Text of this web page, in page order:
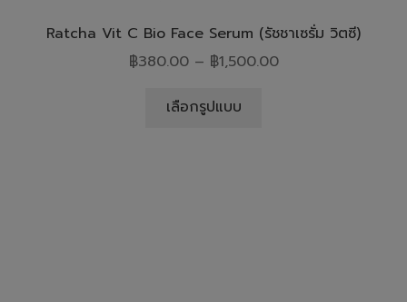
Ratcha Vit C Bio Face Serum (รัชชาเซรั่ม วิตซี)
฿380.00 – ฿1,500.00
เลือกรูปแบบ